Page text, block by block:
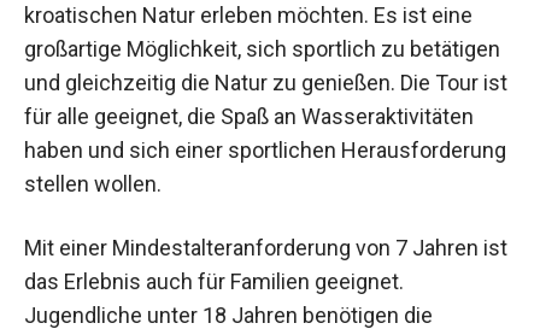
kroatischen Natur erleben möchten. Es ist eine
großartige Möglichkeit, sich sportlich zu betätigen
und gleichzeitig die Natur zu genießen. Die Tour ist
für alle geeignet, die Spaß an Wasseraktivitäten
haben und sich einer sportlichen Herausforderung
stellen wollen.
Mit einer Mindestalteranforderung von 7 Jahren ist
das Erlebnis auch für Familien geeignet.
Jugendliche unter 18 Jahren benötigen die